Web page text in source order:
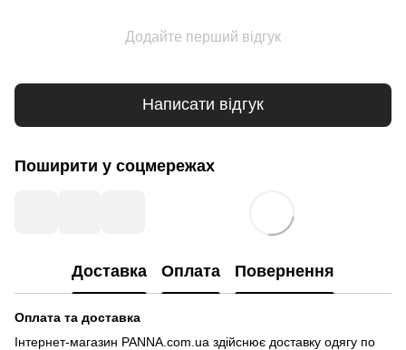
Додайте перший відгук
Написати відгук
Поширити у соцмережах
Доставка Оплата Повернення
Оплата та доставка
Інтернет-магазин PANNA.com.ua здійснює доставку одягу по